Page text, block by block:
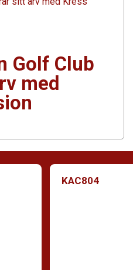
Golf Club
med
KAC804